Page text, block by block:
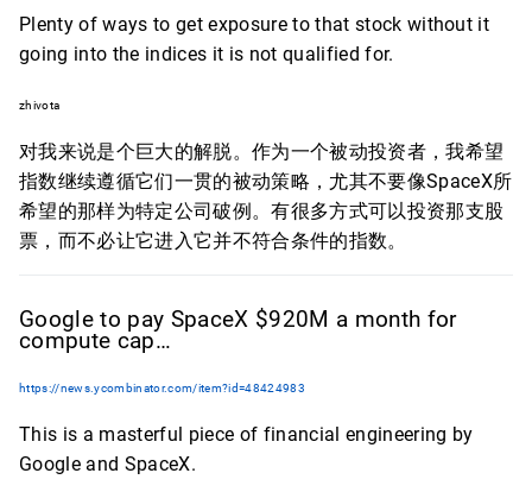
Plenty of ways to get exposure to that stock without it
going into the indices it is not qualified for.
zhivota
对我来说是个巨大的解脱。作为一个被动投资者，我希望
指数继续遵循它们一贯的被动策略，尤其不要像SpaceX所
希望的那样为特定公司破例。有很多方式可以投资那支股
票，而不必让它进入它并不符合条件的指数。
Google to pay SpaceX $920M a month for
compute cap…
https://news.ycombinator.com/item?id=48424983
This is a masterful piece of financial engineering by
Google and SpaceX.